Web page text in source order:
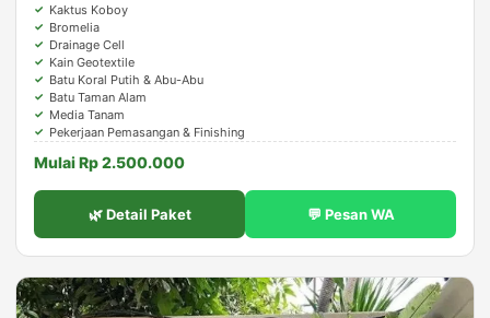
Kaktus Koboy
Bromelia
Drainage Cell
Kain Geotextile
Batu Koral Putih & Abu-Abu
Batu Taman Alam
Media Tanam
Pekerjaan Pemasangan & Finishing
Mulai Rp 2.500.000
🌿 Detail Paket 💬 Pesan WA